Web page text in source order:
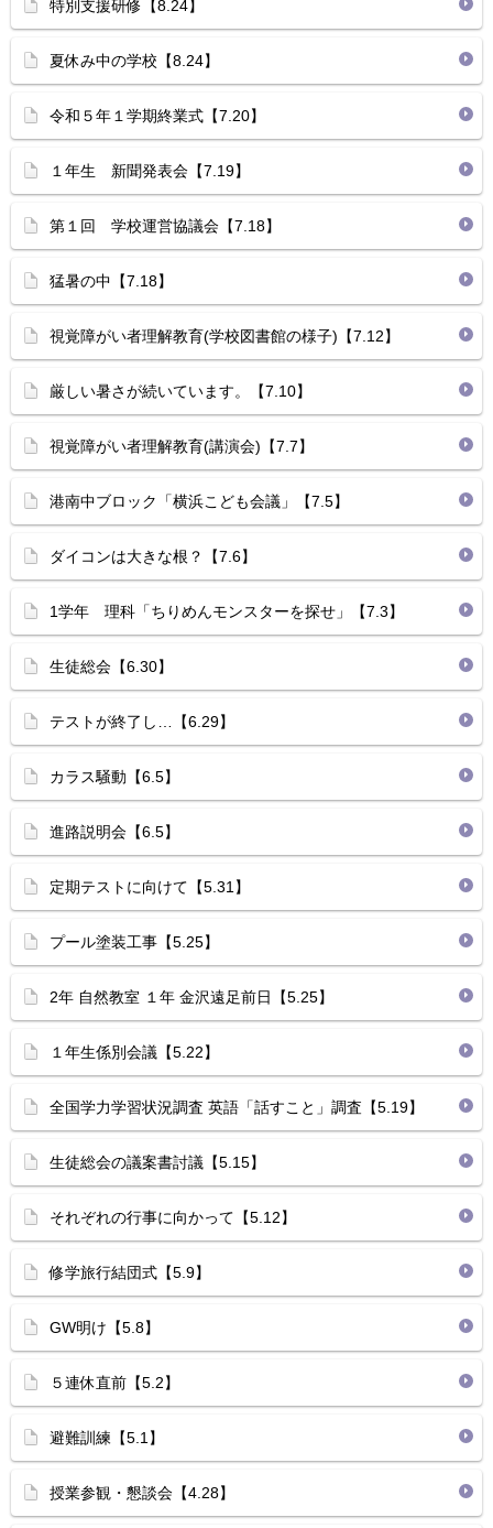
特別支援研修【8.24】
夏休み中の学校【8.24】
令和５年１学期終業式【7.20】
１年生 新聞発表会【7.19】
第１回 学校運営協議会【7.18】
猛暑の中【7.18】
視覚障がい者理解教育(学校図書館の様子)【7.12】
厳しい暑さが続いています。【7.10】
視覚障がい者理解教育(講演会)【7.7】
港南中ブロック「横浜こども会議」【7.5】
ダイコンは大きな根？【7.6】
1学年 理科「ちりめんモンスターを探せ」【7.3】
生徒総会【6.30】
テストが終了し…【6.29】
カラス騒動【6.5】
進路説明会【6.5】
定期テストに向けて【5.31】
プール塗装工事【5.25】
2年 自然教室 １年 金沢遠足前日【5.25】
１年生係別会議【5.22】
全国学力学習状況調査 英語「話すこと」調査【5.19】
生徒総会の議案書討議【5.15】
それぞれの行事に向かって【5.12】
修学旅行結団式【5.9】
GW明け【5.8】
５連休直前【5.2】
避難訓練【5.1】
授業参観・懇談会【4.28】